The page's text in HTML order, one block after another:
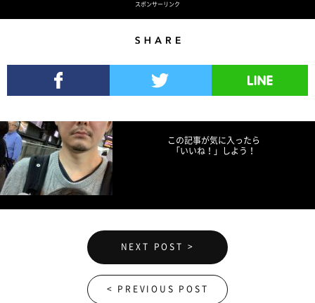
スポンサーリンク
この記事が気に入ったら
「いいね！」しよう！
NEXT POST >
< PREVIOUS POST